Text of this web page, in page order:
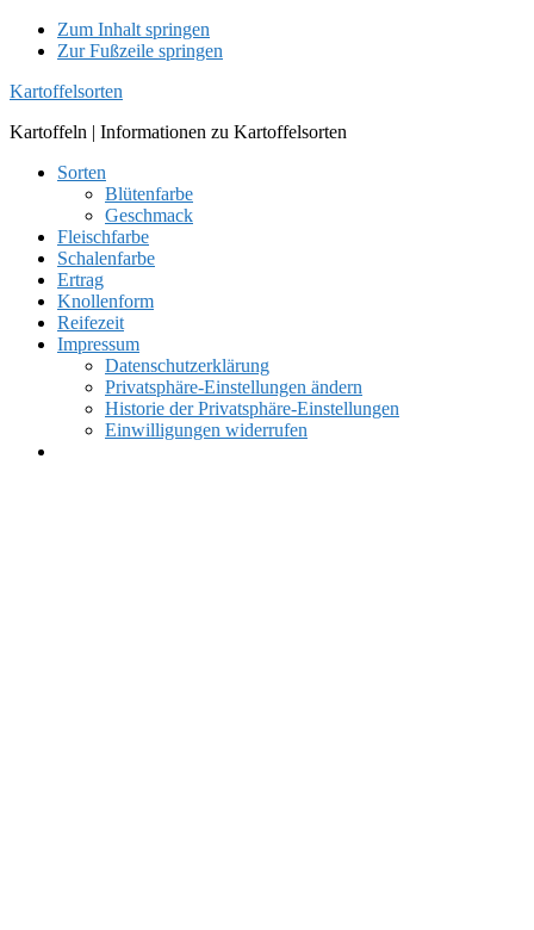
Zum Inhalt springen
Zur Fußzeile springen
Kartoffelsorten
Kartoffeln | Informationen zu Kartoffelsorten
Sorten
Blütenfarbe
Geschmack
Fleischfarbe
Schalenfarbe
Ertrag
Knollenform
Reifezeit
Impressum
Datenschutzerklärung
Privatsphäre-Einstellungen ändern
Historie der Privatsphäre-Einstellungen
Einwilligungen widerrufen